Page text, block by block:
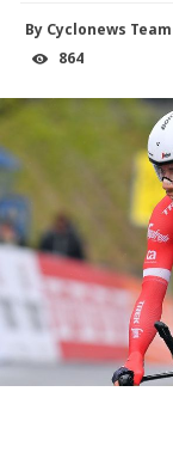
By Cyclonews Team
864